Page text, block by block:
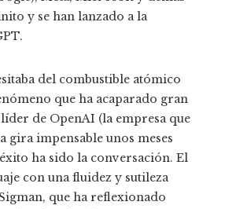
y se han lanzado a la
del combustible atómico
que ha acaparado gran
de OpenAI (la empresa que
gira impensable unos meses
ha sido la conversación. El
con una fluidez y sutileza
que ha reflexionado